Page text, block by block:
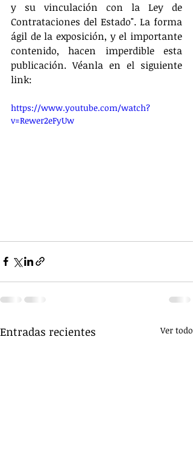
y su vinculación con la Ley de
Contrataciones del Estado". La forma
ágil de la exposición, y el importante
contenido, hacen imperdible esta
publicación. Véanla en el siguiente
link:
https://www.youtube.com/watch?
v=Rewer2eFyUw
Entradas recientes Ver todo